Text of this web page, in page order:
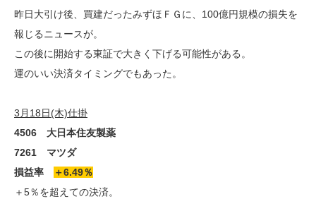
昨日大引け後、買建だったみずほＦＧに、100億円規模の損失を
報じるニュースが。
この後に開始する東証で大きく下げる可能性がある。
運のいい決済タイミングでもあった。
3月18日(木)仕掛
4506 大日本住友製薬
7261 マツダ
損益率
＋6.49％
＋5％を超えての決済。